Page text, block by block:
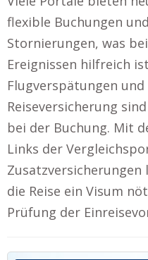
flexible Buchungen
Stornierungen, was
Ereignissen hilfreich
Flugverspätungen
Reiseversicherung
bei der Buchung. Mit
Links der
die Reise ein Visum
Prüfung der